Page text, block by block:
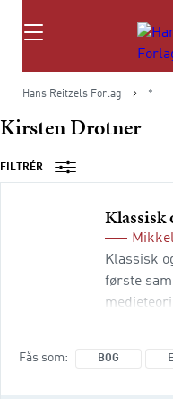
Søg
Hans Reitzels Forlag *
Kirsten Drotner
FILTRÉR
Klassisk
Klassisk
første
Fås som BOG